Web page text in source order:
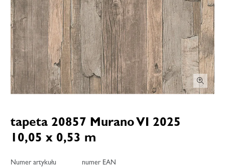
tapeta 20857 Murano VI 2025
10,05 x 0,53 m
Numer artykułu
numer EAN